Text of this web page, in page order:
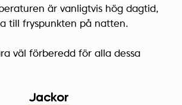
är vanligtvis hög dagtid,
till fryspunkten på natten.
väl förberedd för alla dessa
Jackor